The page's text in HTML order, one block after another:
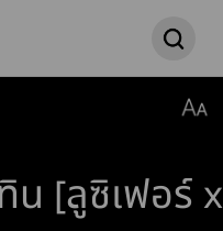
[ลูซิเฟอร์ x